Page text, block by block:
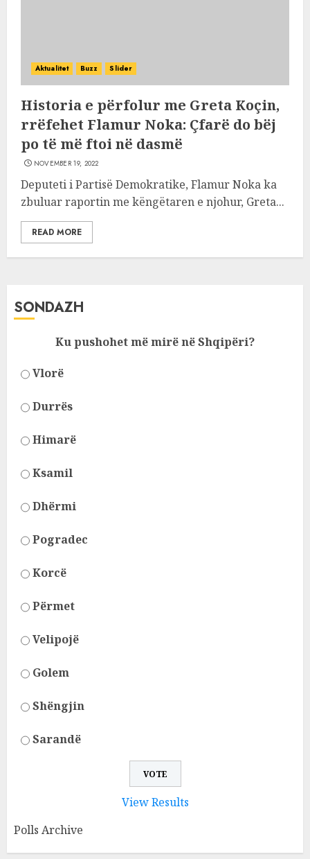
Aktualitet Buzz Slider
Historia e përfolur me Greta Koçin,
rrëfehet Flamur Noka: Çfarë do bëj
po të më ftoi në dasmë
NOVEMBER 19, 2022
Deputeti i Partisë Demokratike, Flamur Noka ka
zbuluar raportin me këngëtaren e njohur, Greta...
READ MORE
SONDAZH
Ku pushohet më mirë në Shqipëri?
Vlorë
Durrës
Himarë
Ksamil
Dhërmi
Pogradec
Korcë
Përmet
Velipojë
Golem
Shëngjin
Sarandë
View Results
Polls Archive